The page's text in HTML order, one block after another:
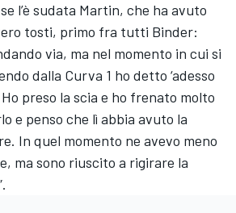
l’è sudata Martin, che ha avuto
tosti, primo fra tutti Binder:
via, ma nel momento in cui si
dalla Curva 1 ho detto ‘adesso
preso la scia e ho frenato molto
e penso che lì abbia avuto la
In quel momento ne avevo meno
ma sono riuscito a rigirare la